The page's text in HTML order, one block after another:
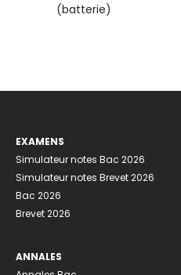
(batterie)
EXAMENS
Simulateur notes Bac 2026
Simulateur notes Brevet 2026
Bac 2026
Brevet 2026
ANNALES